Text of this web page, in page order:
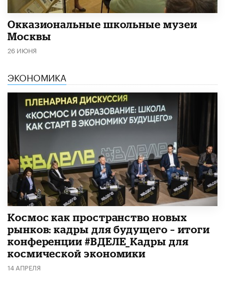
​Окказиональные школьные музеи
Москвы
26 ИЮНЯ
ЭКОНОМИКА
Космос как пространство новых
рынков: кадры для будущего – итоги
конференции #ВДЕЛЕ_Кадры для
космической экономики
14 АПРЕЛЯ